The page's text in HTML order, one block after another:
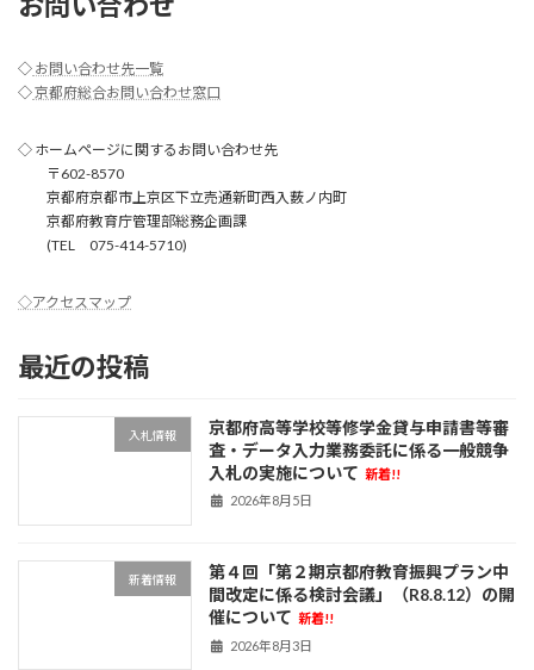
◇ お問い合わせ先一覧
◇京都府総合お問い合わせ窓口
◇ ホームページに関するお問い合わせ先
〒602-8570
京都府京都市上京区下立売通新町西入薮ノ内町
京都府教育庁管理部総務企画課
(TEL 075-414-5710)
◇アクセスマップ
最近の投稿
入札情報
京都府高等学校等修学金貸与申請書等審
査・データ入力業務委託に係る一般競争
入札の実施について 新着!!
2026年8月5日
新着情報
第４回「第２期京都府教育振興プラン中
間改定に係る検討会議」（R8.8.12）の開
催について 新着!!
2026年8月3日